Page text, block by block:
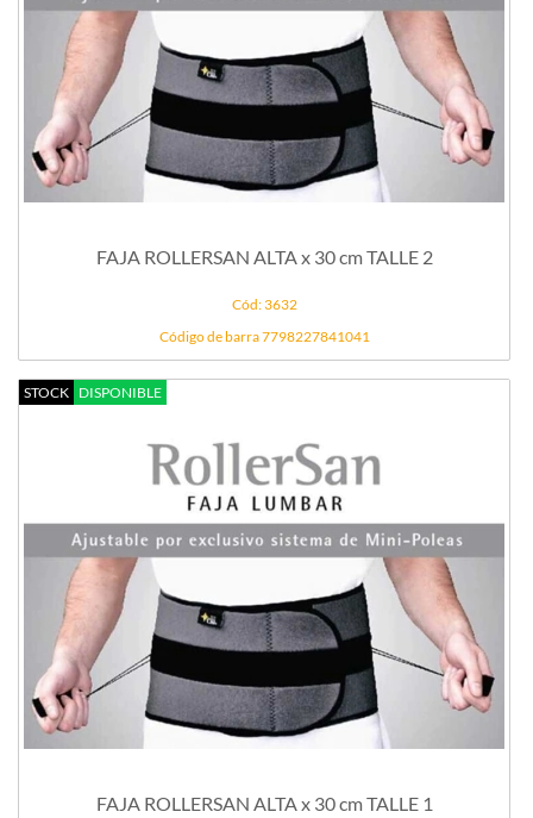
FAJA ROLLERSAN ALTA x 30 cm TALLE 2
Cód: 3632
Código de barra 7798227841041
STOCK DISPONIBLE
FAJA ROLLERSAN ALTA x 30 cm TALLE 1